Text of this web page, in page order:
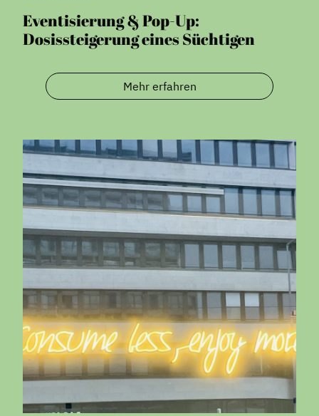
Eventisierung & Pop-Up:
Dosissteigerung eines Süchtigen
Mehr erfahren